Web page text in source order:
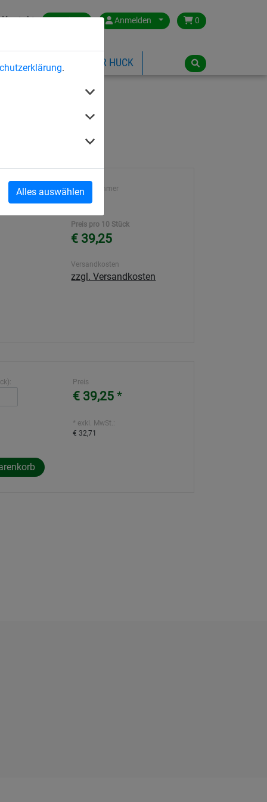
.
Alles auswählen
Kontakt Austria Anmelden 0
ÜBER HUCK
Artikelnummer
250
Preis pro 10 Stück
€ 39,25
Versandkosten
zzgl. Versandkosten
Preis
€ 39,25 *
* exkl. MwSt.:
€ 32,71